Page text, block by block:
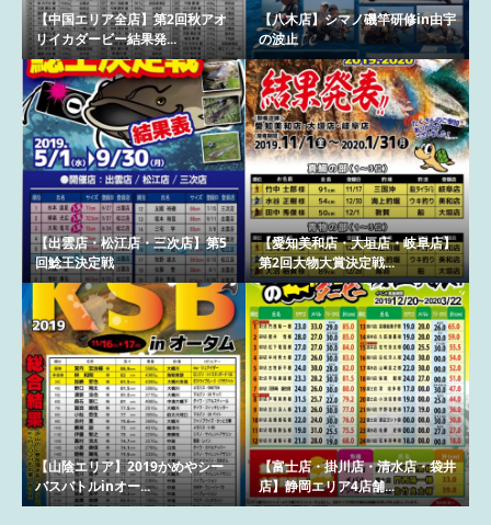
【中国エリア全店】第2回秋アオ
リイカダービー結果発...
【八木店】シマノ磯竿研修in由宇
の波止
【出雲店・松江店・三次店】第5
回鯰王決定戦
【愛知美和店・大垣店・岐阜店】
第2回大物大賞決定戦...
【山陰エリア】2019かめやシー
バスバトルinオー...
【富士店・掛川店・清水店・袋井
店】静岡エリア4店舗...